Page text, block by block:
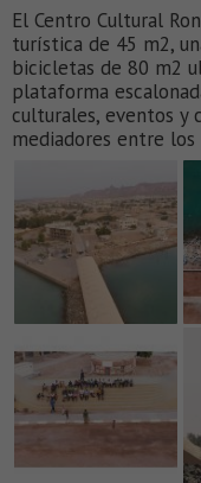
El Centro Cultural
turística de 45 m2,
bicicletas de 80 m2
plataforma
culturales, eventos y
mediadores entre